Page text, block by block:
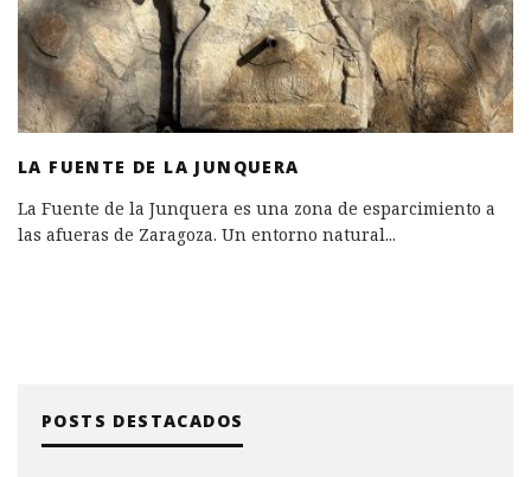
LA FUENTE DE LA JUNQUERA
La Fuente de la Junquera es una zona de esparcimiento a
las afueras de Zaragoza. Un entorno natural...
POSTS DESTACADOS